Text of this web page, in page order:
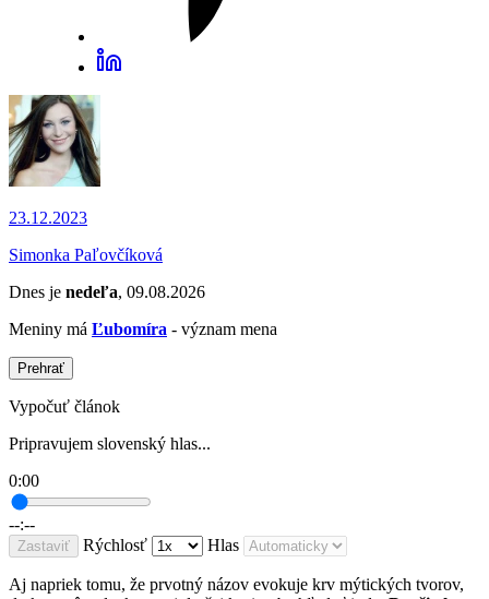
23.12.2023
Simonka Paľovčíková
Dnes je nedeľa, 09.08.2026
Meniny má Ľubomíra - význam mena
Prehrať
Vypočuť článok
Pripravujem slovenský hlas...
0:00
--:--
Zastaviť Rýchlosť Hlas
Aj napriek tomu, že prvotný názov evokuje krv mýtických tvorov,